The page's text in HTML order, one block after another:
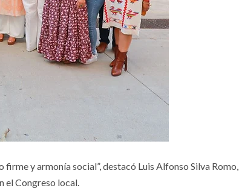
y armonía social”, destacó Luis Alfonso Silva Romo,
el Congreso local.